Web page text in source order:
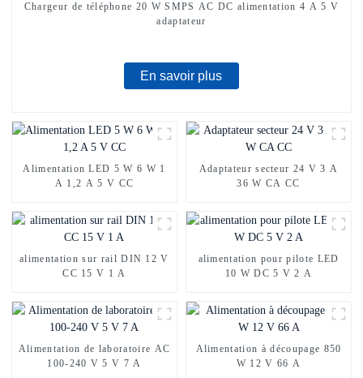
Chargeur de téléphone 20 W SMPS AC DC alimentation 4 A 5 V
adaptateur
En savoir plus
Alimentation LED 5 W 6 W 1
A 1,2 A 5 V CC
Adaptateur secteur 24 V 3 A
36 W CA CC
alimentation sur rail DIN 12 V
CC 15 V 1 A
alimentation pour pilote LED
10 W DC 5 V 2 A
Alimentation de laboratoire AC
100-240 V 5 V 7 A
Alimentation à découpage 850
W 12 V 66 A